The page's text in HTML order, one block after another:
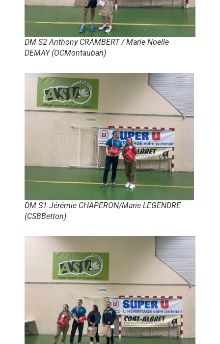
DM S2 Anthony CRAMBERT / Marie Noelle
DEMAY (OCMontauban)
DM S1 Jérémie CHAPERON/Marie LEGENDRE
(CSBBetton)